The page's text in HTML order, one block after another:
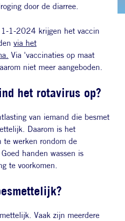
door de diarree.
1-2024 krijgen het vaccin
via het
Via 'vaccinaties op maat
niet meer aangeboden.
het rotavirus op?
van iemand die besmet
Daarom is het
te werken rondom de
handen wassen is
te voorkomen.
Vaak zijn meerdere